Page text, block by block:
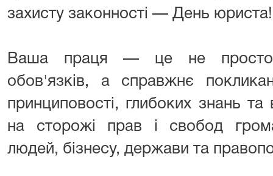
захисту законності — День юриста!
Ваша праця — це не просто
обов'язків, а справжнє
принциповості, глибоких знань та
на сторожі прав і свобод
людей, бізнесу, держави та